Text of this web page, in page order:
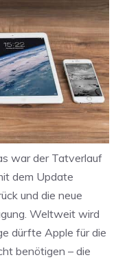
war der Tatverlauf
dem Update
und die neue
Weltweit wird
dürfte Apple für die
benötigen – die